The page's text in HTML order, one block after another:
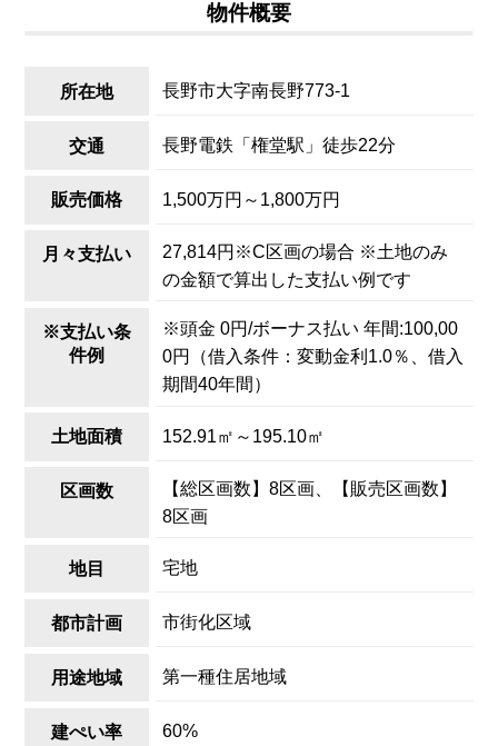
物件概要
所在地 長野市大字南長野773-1
交通 長野電鉄「権堂駅」徒歩22分
販売価格 1,500万円～1,800万円
月々支払い
27,814円※C区画の場合 ※土地のみ
の金額で算出した支払い例です
※支払い条
件例
※頭金 0円/ボーナス払い 年間:100,00
0円（借入条件：変動金利1.0％、借入
期間40年間）
土地面積 152.91㎡～195.10㎡
区画数
【総区画数】8区画、【販売区画数】
8区画
地目 宅地
都市計画 市街化区域
用途地域 第一種住居地域
建ぺい率 60%